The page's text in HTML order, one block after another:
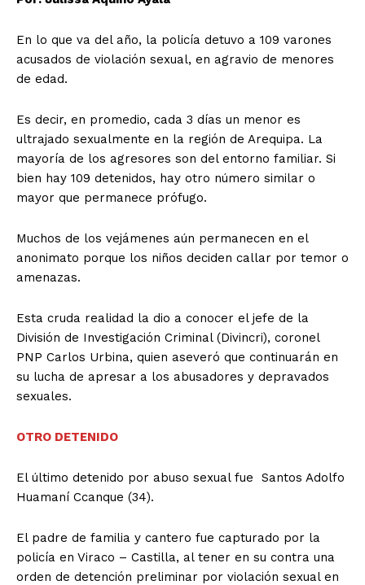
En lo que va del año, la policía detuvo a 109 varones
acusados de violación sexual, en agravio de menores
de edad.
Es decir, en promedio, cada 3 días un menor es
ultrajado sexualmente en la región de Arequipa. La
mayoría de los agresores son del entorno familiar. Si
bien hay 109 detenidos, hay otro número similar o
mayor que permanece prófugo.
Muchos de los vejámenes aún permanecen en el
anonimato porque los niños deciden callar por temor o
amenazas.
Esta cruda realidad la dio a conocer el jefe de la
División de Investigación Criminal (Divincri), coronel
PNP Carlos Urbina, quien aseveró que continuarán en
su lucha de apresar a los abusadores y depravados
sexuales.
OTRO DETENIDO
El último detenido por abuso sexual fue Santos Adolfo
Huamaní Ccanque (34).
El padre de familia y cantero fue capturado por la
policía en Viraco – Castilla, al tener en su contra una
orden de detención preliminar por violación sexual en